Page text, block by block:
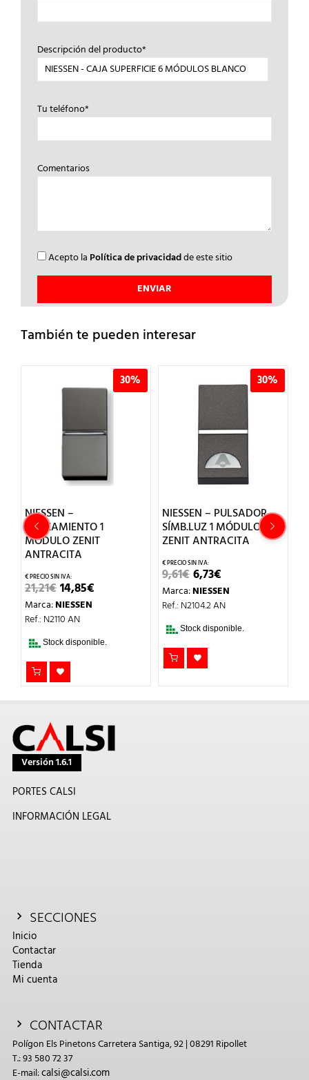
Descripción del producto*
Tu teléfono*
Comentarios
Acepto la Política de privacidadde este sitio
También te pueden interesar
30%
NIESSEN –
CRUZAMIENTO 1
MÓDULO ZENIT
ANTRACITA
21,21€EL
PRECIO
ORIGINAL
ERA:
14,85€
Marca:NIESSEN
Ref.: N2110 AN
Stock disponible.
30%
NIESSEN – PULSADOR
SÍMB.LUZ 1 MÓDULO
ZENIT ANTRACITA
9,61€EL
PRECIO
ORIGINAL
ERA:
6,73€PRECIO
ACTUAL
ES:
Marca:NIESSEN
Ref.: N2104.2 AN
Stock disponible.
Versión 1.6.1
PORTES CALSI
INFORMACIÓN LEGAL
SECCIONES
Inicio
Contactar
Tienda
Mi cuenta
CONTACTAR
Polígon Els Pinetons Carretera Santiga, 92 | 08291 Ripollet
T.: 93 580 72 37
E-mail:calsi@calsi.com